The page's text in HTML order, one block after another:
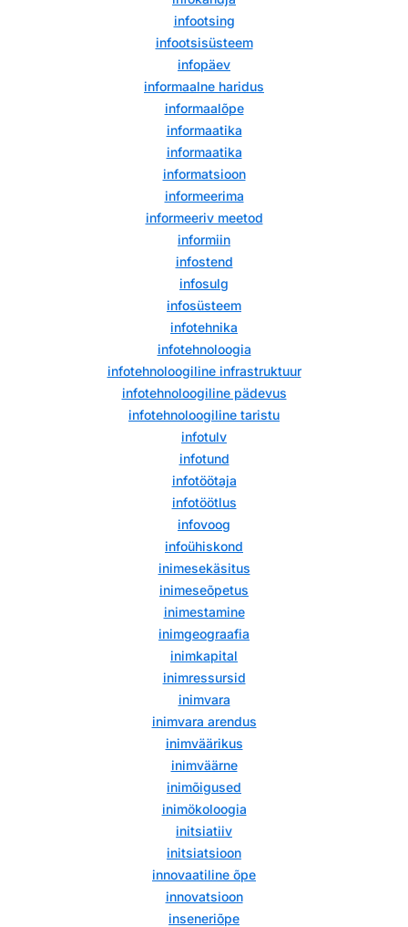
infootsing
infootsisüsteem
infopäev
informaalne haridus
informaalõpe
informaatika
informaatika
informatsioon
informeerima
informeeriv meetod
informiin
infostend
infosulg
infosüsteem
infotehnika
infotehnoloogia
infotehnoloogiline infrastruktuur
infotehnoloogiline pädevus
infotehnoloogiline taristu
infotulv
infotund
infotöötaja
infotöötlus
infovoog
infoühiskond
inimesekäsitus
inimeseõpetus
inimestamine
inimgeograafia
inimkapital
inimressursid
inimvara
inimvara arendus
inimväärikus
inimväärne
inimõigused
inimökoloogia
initsiatiiv
initsiatsioon
innovaatiline õpe
innovatsioon
inseneriõpe